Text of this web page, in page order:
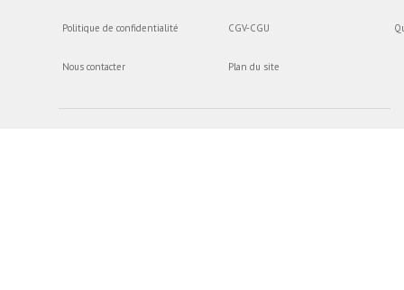
Politique de confidentialité
Nous contacter
CGV-CGU
Plan du site